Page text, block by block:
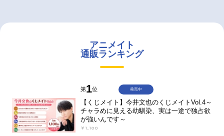
アニメイト
通販ランキング
第1位
【くじメイト】今井文也のくじメイトVol.4～
チャラめに見える幼馴染、実は一途で独占欲
が強いんです～
￥1,100
発売中